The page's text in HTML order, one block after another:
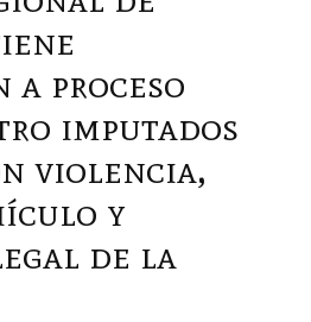
proceso
imputados
violencia,
y
de la